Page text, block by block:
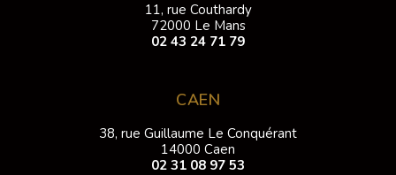
11, rue Couthardy
72000 Le Mans
02 43 24 71 79
CAEN
38, rue Guillaume Le Conquérant
14000 Caen
02 31 08 97 53